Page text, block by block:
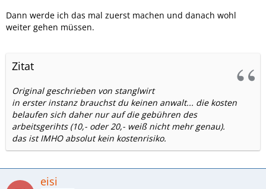
Dann werde ich das mal zuerst machen und danach wohl
weiter gehen müssen.
Zitat
Original geschrieben von stanglwirt
in erster instanz brauchst du keinen anwalt... die kosten
belaufen sich daher nur auf die gebühren des
arbeitsgerihts (10,- oder 20,- weiß nicht mehr genau).
das ist IMHO absolut kein kostenrisiko.
eisi